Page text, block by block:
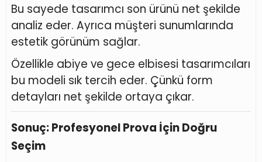
Bu sayede tasarımcı son ürünü net şekilde
analiz eder. Ayrıca müşteri sunumlarında
estetik görünüm sağlar.
Özellikle abiye ve gece elbisesi tasarımcıları
bu modeli sık tercih eder. Çünkü form
detayları net şekilde ortaya çıkar.
Sonuç: Profesyonel Prova İçin Doğru
Seçim